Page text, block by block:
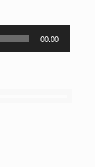
00:00